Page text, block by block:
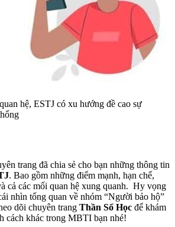
hệ, ESTJ có xu hướng đề cao sự
trang đã chia sẻ cho bạn những thông tin
. Bao gồm những điểm mạnh, hạn chế,
cả các mối quan hệ xung quanh. Hy vọng
nhìn tổng quan về nhóm “Người bảo hộ”
dõi chuyên trang Thần Số Học để khám
cách khác trong MBTI bạn nhé!